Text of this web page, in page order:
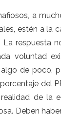
a
estén a la
respuesta
voluntad
de poco,
del
de la
Deben